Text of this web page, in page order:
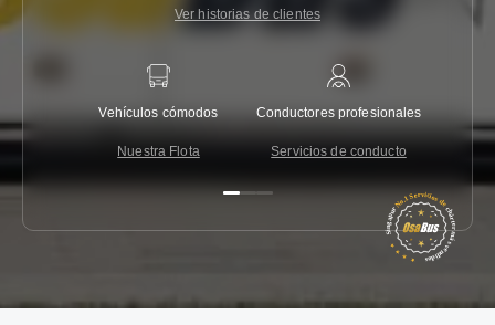
Ver historias de clientes
Vehículos cómodos
Nuestra Flota
Conductores profesionales
Servicios de conducto